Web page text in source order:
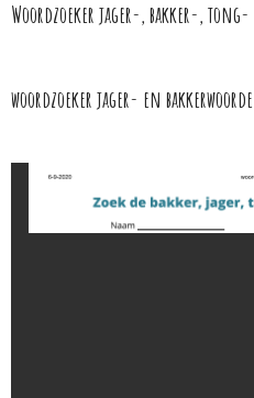
Woordzoeker jager-, bakker-,
woordzoeker jager- en